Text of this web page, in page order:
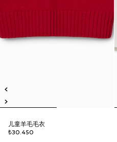
儿童羊毛毛衣
₺30.450